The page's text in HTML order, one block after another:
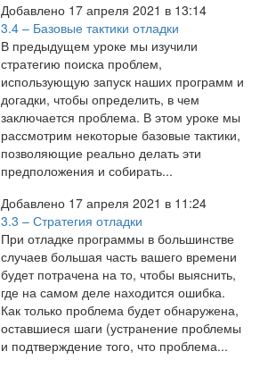
Добавлено 17 апреля 2021 в 13:14
3.4 – Базовые тактики отладки
В предыдущем уроке мы изучили
стратегию поиска проблем,
использующую запуск наших программ и
догадки, чтобы определить, в чем
заключается проблема. В этом уроке мы
рассмотрим некоторые базовые тактики,
позволяющие реально делать эти
предположения и собирать...
Добавлено 17 апреля 2021 в 11:24
3.3 – Стратегия отладки
При отладке программы в большинстве
случаев большая часть вашего времени
будет потрачена на то, чтобы выяснить,
где на самом деле находится ошибка.
Как только проблема будет обнаружена,
оставшиеся шаги (устранение проблемы
и подтверждение того, что проблема...